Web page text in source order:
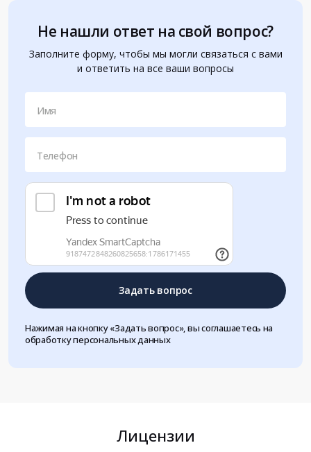
Не нашли ответ на свой вопрос?
Заполните форму, чтобы мы могли связаться с вами
и ответить на все ваши вопросы
Имя
Телефон
Задать вопрос
Нажимая на кнопку «Задать вопрос», вы соглашаетесь на
обработку персональных данных
Лицензии